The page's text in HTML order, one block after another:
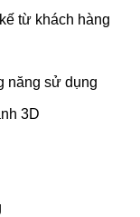
từ khách hàng
năng sử dụng
3D